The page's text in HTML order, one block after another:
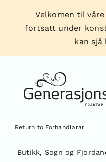
content
Velkomen til
fortsatt under
kan
Return to Forhandlarar
Butikk, Sogn og